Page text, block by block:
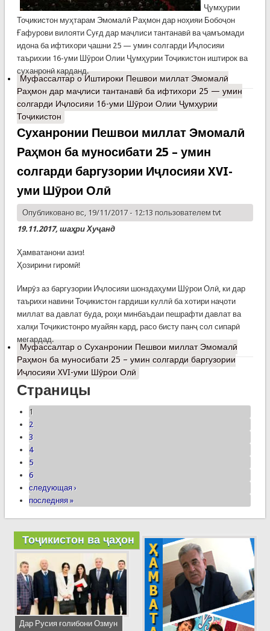
Ҷумҳурии
Тоҷикистон муҳтарам Эмомалӣ Раҳмон дар ноҳияи Бобоҷон
Ғафурови вилояти Суғд дар маҷлиси тантанавӣ ва ҷамъомади
идона ба ифтихори ҷашни 25 — умин солгарди Иҷлосияи
таърихии 16-уми Шӯрои Олии Ҷумҳурии Тоҷикистон иштирок ва
суханронӣ карданд.
Муфассалтаро Иштироки Пешвои миллат Эмомалӣ
Раҳмон дар маҷлиси тантанавӣ ба ифтихори 25 — умин
солгарди Иҷлосияи 16-уми Шӯрои Олии Ҷумҳурии
Тоҷикистон
Суханронии Пешвои миллат Эмомалӣ
Раҳмон ба муносибати 25 – умин
солгарди баргузории Иҷлосияи XVI-
уми Шӯрои Олӣ
Опубликовано вс, 19/11/2017 - 12:13 пользователем tvt
19.11.2017, шаҳри Хуҷанд
Ҳамватанони азиз!
Ҳозирини гиромӣ!
Имрӯз аз баргузории Иҷлосияи шонздаҳуми Шӯрои Олӣ, ки дар
таърихи навини Тоҷикистон гардиши куллӣ ба хотири наҷоти
миллат ва давлат буда, роҳи минбаъдаи пешрафти давлат ва
халқи Тоҷикистонро муайян кард, расо бисту панҷ сол сипарӣ
мегардад.
Муфассалтаро Суханронии Пешвои миллат Эмомалӣ
Раҳмон ба муносибати 25 – умин солгарди баргузории
Иҷлосияи XVI-уми Шӯрои Олӣ
Страницы
1
2
3
4
5
6
следующая ›
последняя »
Тоҷикистон ва ҷаҳон
Дар Русия ғолибони Озмун